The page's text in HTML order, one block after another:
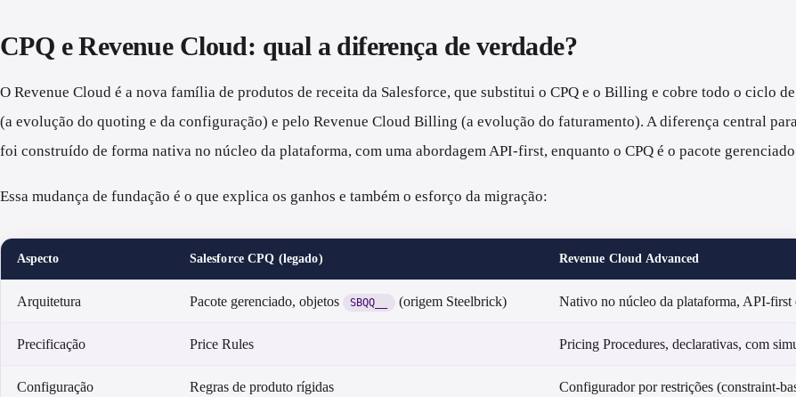
CPQ e Revenue Cloud: qual a diferença de verdade?
O Revenue Cloud é a nova família de produtos de receita da Salesforce, que substitui o CPQ e o Billing e cobre todo o ciclo
(a evolução do quoting e da configuração) e pelo Revenue Cloud Billing (a evolução do faturamento). A diferença central
foi construído de forma nativa no núcleo da plataforma, com uma abordagem API-first, enquanto o CPQ é o pacote
Essa mudança de fundação é o que explica os ganhos e também o esforço da migração:
Aspecto Salesforce CPQ (legado) Revenue Cloud Advanced
Arquitetura Pacote gerenciado, objetos SBQQ__ (origem Steelbrick) Nativo no núcleo da plataforma, API-first
Precificação Price Rules Pricing Procedures, declarativas, com
Configuração Regras de produto rígidas Configurador por restrições (constraint-